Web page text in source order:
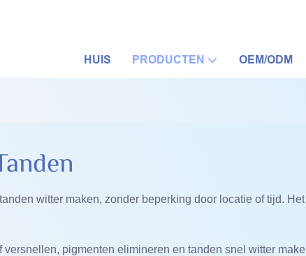
HUIS PRODUCTEN OEM/ODM
witter maken, zonder beperking door locatie of tijd.
pigmenten elimineren en tanden snel witter